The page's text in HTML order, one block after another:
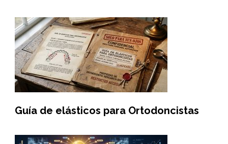
Guía de elásticos para Ortodoncistas